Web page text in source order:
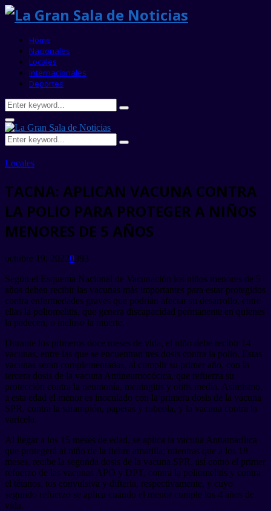
Home
Nacionales
Locales
Internacionales
Deportes
Search
for:
Search
Primary
Menu
Search
for:
Search
Locales
TACNA: APLICAN VACUNA CONTRA
LA POLIO PARA PROTEGER A NIÑOS
MENORES DE 5 AÑOS
octubre 19, 20220393
Según el Esquema Nacional de Vacunación los niños menores de 5
años deben recibir las vacunas más importantes para estar protegidos
contra enfermedades graves que podrían afectar su desarrollo, entre
ellas la poliomelitis, que genera discapacidad permanente en quienes
la padecen, o incluso la muerte.
Durante los primeros doce meses de vida, el niño debe recibir 14
vacunas, entre las que se encuentran tres dosis contra la polio. Estas
vacunas serán complementadas, al cumplir su primer año, con la
tercera dosis de la vacuna Antineumocócica, que refuerza su
protección contra la neumonía, meningitis y otitis media. Asimismo,
a esta edad el menor es inoculado con la primera dosis de la vacuna
SPR, contra la sarampión, paperas y rubeola, y la vacuna contra la
varicela.
Al llegar a los 15 meses de edad, se aplica la vacuna Antiamarílica
que protegerá al niño de la fiebre amarilla; mientras que a los 18
meses, recibe la segunda dosis de la vacuna SPR, así como el primer
refuerzo de las vacunas APO y DPT, contra la poliomelitis y contra
el tétanos, tos convulsiva y difteria, respectivamente, y cuyo
segundo refuerzo se aplica cuando el menor cumple los 4 años de
vida.